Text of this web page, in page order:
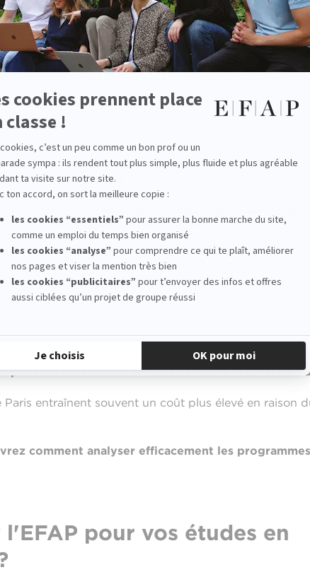
lesétudes de communicationaffichent des tarifs
un réseau professionnel et la possibilité de faire
Le coût moyen se situe entre 7 000 € et 12 000 €
✅ À retenir :
Fourchettes moyennes constatées sur le marché des
communication et établissements publics
Dans le public : 170–250 € / an
Dans le privé : 7 000–12 000 € / an
peuvent aussi varier en fonction de la localisation
entraînent souvent un coût plus élevé en raison
comment analyser efficacement les
pour vos études en